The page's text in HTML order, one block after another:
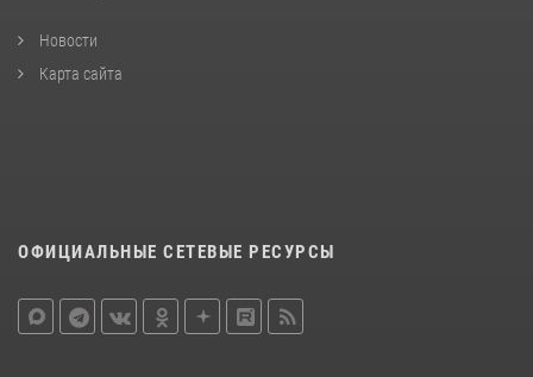
Новости
Карта сайта
ОФИЦИАЛЬНЫЕ СЕТЕВЫЕ РЕСУРСЫ